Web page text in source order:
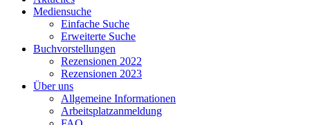
Mediensuche
Einfache Suche
Erweiterte Suche
Buchvorstellungen
Rezensionen 2022
Rezensionen 2023
Über uns
Allgemeine Informationen
Arbeitsplatzanmeldung